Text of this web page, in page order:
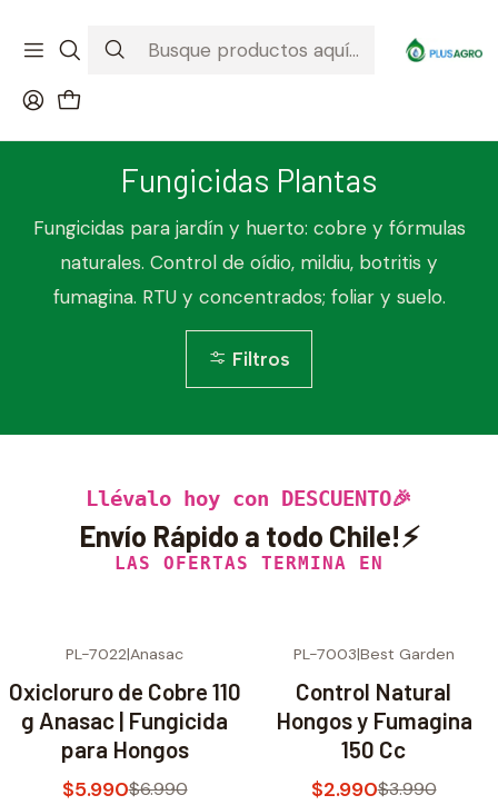
Ver condiciones de la promoción
Fungicidas Plantas
Fungicidas para jardín y huerto: cobre y fórmulas
naturales. Control de oídio, mildiu, botritis y
fumagina. RTU y concentrados; foliar y suelo.
Filtros
Llévalo hoy con DESCUENTO🎉
Envío Rápido a todo Chile!⚡
LAS OFERTAS TERMINA EN
PL-7022|Anasac
Oxicloruro de Cobre 110
g Anasac | Fungicida
para Hongos
$5.990$6.990
PL-7003|Best Garden
Control Natural
Hongos y Fumagina
150 Cc
$2.990$3.990